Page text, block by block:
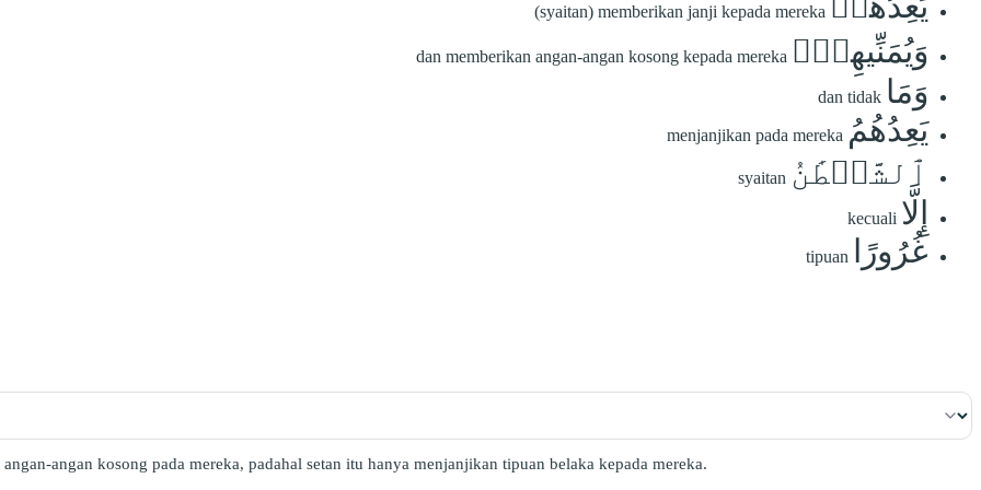
(syaitan) memberikan janji kepada mereka
وَيُمَنِّيهِمۡۖ dan memberikan angan-angan kosong kepada mereka
وَمَا dan tidak
يَعِدُهُمُ menjanjikan pada mereka
ٱلشَّيۡطَٰنُ syaitan
إِلَّا kecuali
غُرُورًا tipuan
angan kosong pada mereka, padahal setan itu hanya menjanjikan tipuan belaka kepada mereka.